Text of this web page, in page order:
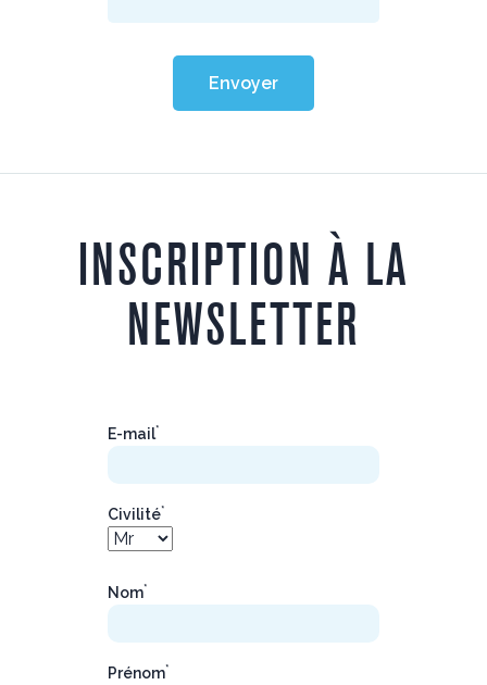
Envoyer
INSCRIPTION À LA
NEWSLETTER
E-mail*
Civilité*
Nom*
Prénom*